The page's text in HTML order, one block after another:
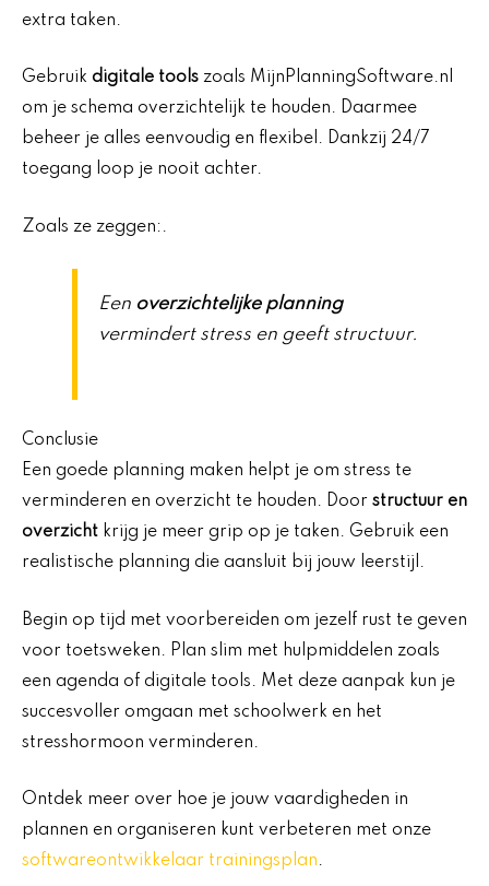
extra taken.
Gebruik digitale tools zoals MijnPlanningSoftware.nl
om je schema overzichtelijk te houden. Daarmee
beheer je alles eenvoudig en flexibel. Dankzij 24/7
toegang loop je nooit achter.
Zoals ze zeggen:.
Een overzichtelijke planning
vermindert stress en geeft structuur.
Conclusie
Een goede planning maken helpt je om stress te
verminderen en overzicht te houden. Door structuur en
overzicht krijg je meer grip op je taken. Gebruik een
realistische planning die aansluit bij jouw leerstijl.
Begin op tijd met voorbereiden om jezelf rust te geven
voor toetsweken. Plan slim met hulpmiddelen zoals
een agenda of digitale tools. Met deze aanpak kun je
succesvoller omgaan met schoolwerk en het
stresshormoon verminderen.
Ontdek meer over hoe je jouw vaardigheden in
plannen en organiseren kunt verbeteren met onze
softwareontwikkelaar trainingsplan.